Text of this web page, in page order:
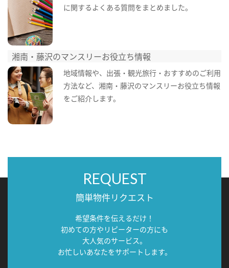
に関するよくある質問をまとめました。
湘南・藤沢のマンスリーお役立ち情報
地域情報や、出張・観光旅行・おすすめのご利用
方法など、湘南・藤沢のマンスリーお役立ち情報
をご紹介します。
REQUEST
簡単物件リクエスト
希望条件を伝えるだけ！
初めての方やリピーターの方にも
大人気のサービス。
お忙しいあなたをサポートします。